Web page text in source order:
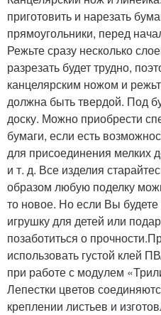
приготовить и нарезать
прямоугольники, перед
Режьте сразу несколько
разрезать будет трудно,
канцелярским ножом и
должна быть твердой. Под
доску. Можно приобрести
бумаги, если есть
для присоединения мелких
и т. д. Все изделия
образом любую поделку
то новое. Но если Вы будете
игрушку для детей или
позаботиться о
использовать густой клей
при работе с модулем
Лепестки цветов
креплении листьев и